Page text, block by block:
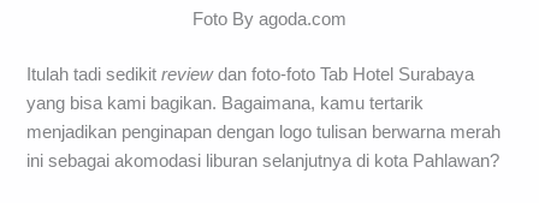
Foto By agoda.com
Itulah tadi sedikitreviewdan foto-foto Tab Hotel Surabaya
yang bisa kami bagikan. Bagaimana, kamu tertarik
menjadikan penginapan dengan logo tulisan berwarna merah
ini sebagai akomodasi liburan selanjutnya di kota Pahlawan?